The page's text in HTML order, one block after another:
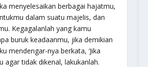
menyelesaikan berbagai hajatmu,
dalam suatu majelis, dan
Kegagalanlah yang kamu
buruk keadaanmu, jika demikian
mendengar-nya berkata, ‘Jika
agar tidak dikenal, lakukanlah.